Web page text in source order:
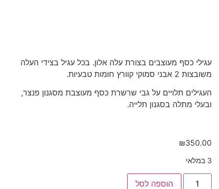
עגילי כסף מעוצבים בצורת עלה אלון. בכל עגיל בצידי העלה
משובצות 2 אבני סמוקי קוורץ חומות טבעיות.
העגילים תלויים על גבי שרשרת כסף מעוצבת מסגנון פנצר,
ובעלי מתלה בסגנון תלייה.
₪350.00
3 במלאי
הוספה לסל